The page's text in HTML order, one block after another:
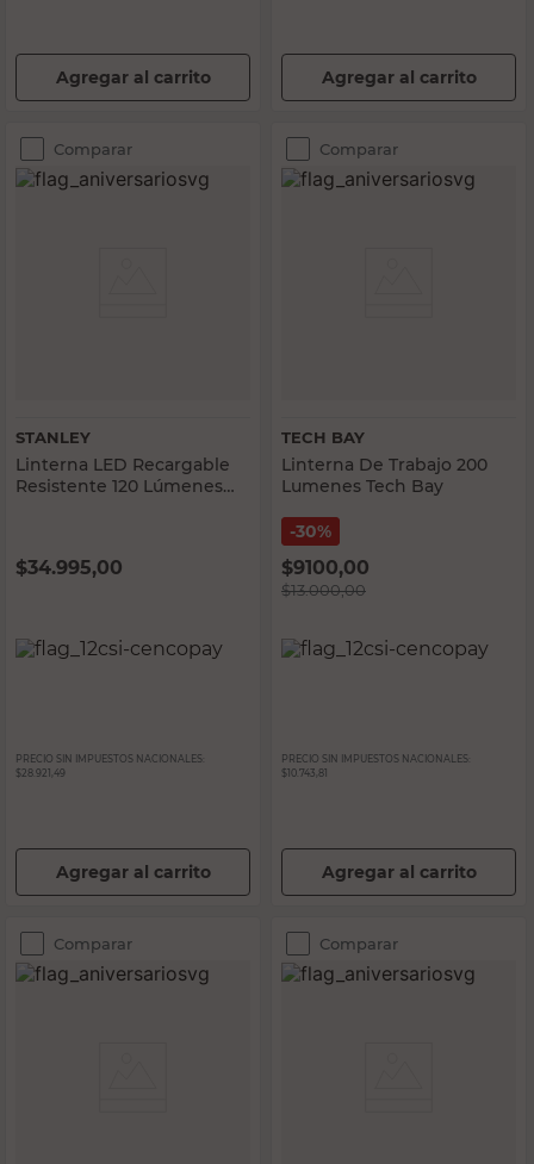
Agregar al carrito Agregar al carrito
Comparar
STANLEY
Linterna LED Recargable
Resistente 120 Lúmenes
$34.995,00
PRECIO SIN IMPUESTOS NACIONALES:
$28.921,49
Agregar al carrito
Comparar
TECH BAY
Linterna De Trabajo 200
Lumenes Tech Bay
30%
$9100,00
$13.000,00
PRECIO SIN IMPUESTOS NACIONALES:
$10.743,81
Agregar al carrito
Comparar Comparar